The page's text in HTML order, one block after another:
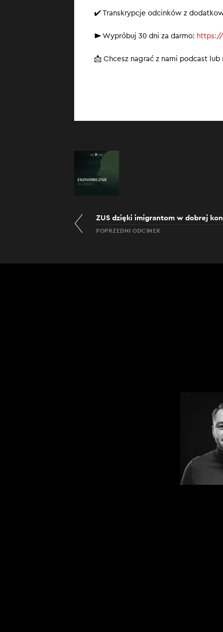
✔️ Transkrypcje odcinków z
► Wypróbuj 30 dni za darmo:
📩 Chcesz nagrać z nami podcast
ZUS dzięki imigrantom w dobrej
POPRZEDNI ODCINEK